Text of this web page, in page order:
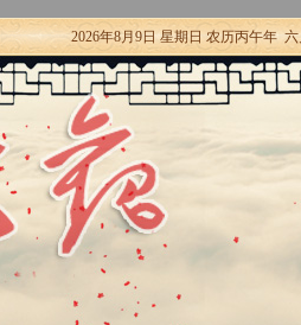
2026年8月9日 星期日 农历丙午年